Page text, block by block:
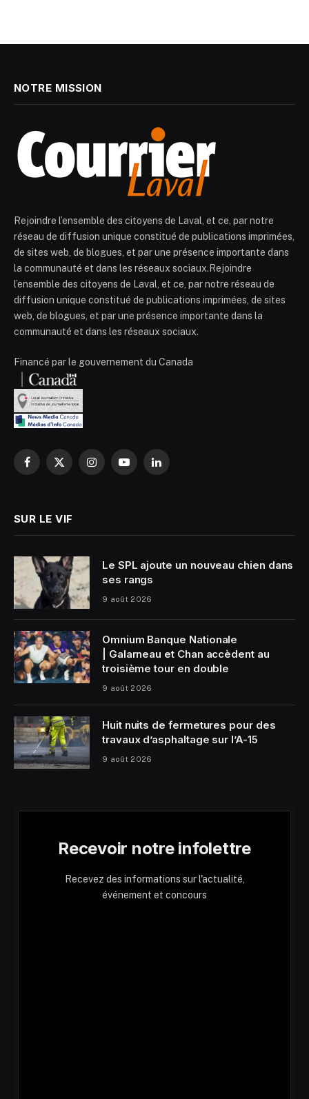
NOTRE MISSION
Rejoindre l’ensemble des citoyens de Laval, et ce, par notre
réseau de diffusion unique constitué de publications imprimées,
de sites web, de blogues, et par une présence importante dans
la communauté et dans les réseaux sociaux.Rejoindre
l’ensemble des citoyens de Laval, et ce, par notre réseau de
diffusion unique constitué de publications imprimées, de sites
web, de blogues, et par une présence importante dans la
communauté et dans les réseaux sociaux.
Financé par le gouvernement du Canada
Facebook
X
InstagramYouTubeLinkedIn
SUR LE VIF
Le SPL ajoute un nouveau chien dans
ses rangs
9 août 2026
Omnium Banque Nationale
| Galarneau et Chan accèdent au
troisième tour en double
9 août 2026
Huit nuits de fermetures pour des
travaux d’asphaltage sur l’A-15
9 août 2026
Recevoir notre infolettre
Recevez des informations sur l'actualité,
événement et concours